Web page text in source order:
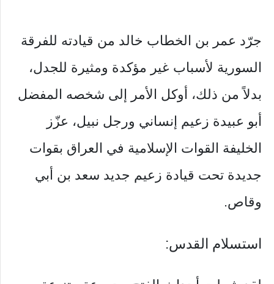
جرّد عمر بن الخطاب خالد من قيادته للفرقة
السورية لأسباب غير مؤكدة ومثيرة للجدل،
بدلاً من ذلك، أوكل الأمر إلى شخصه المفضل
أبو عبيدة زعيم إنساني ورجل نبيل، عزّز
الخليفة القوات الإسلامية في العراق بقوات
جديدة تحت قيادة زعيم جديد سعد بن أبي
وقاص.
استسلام القدس: